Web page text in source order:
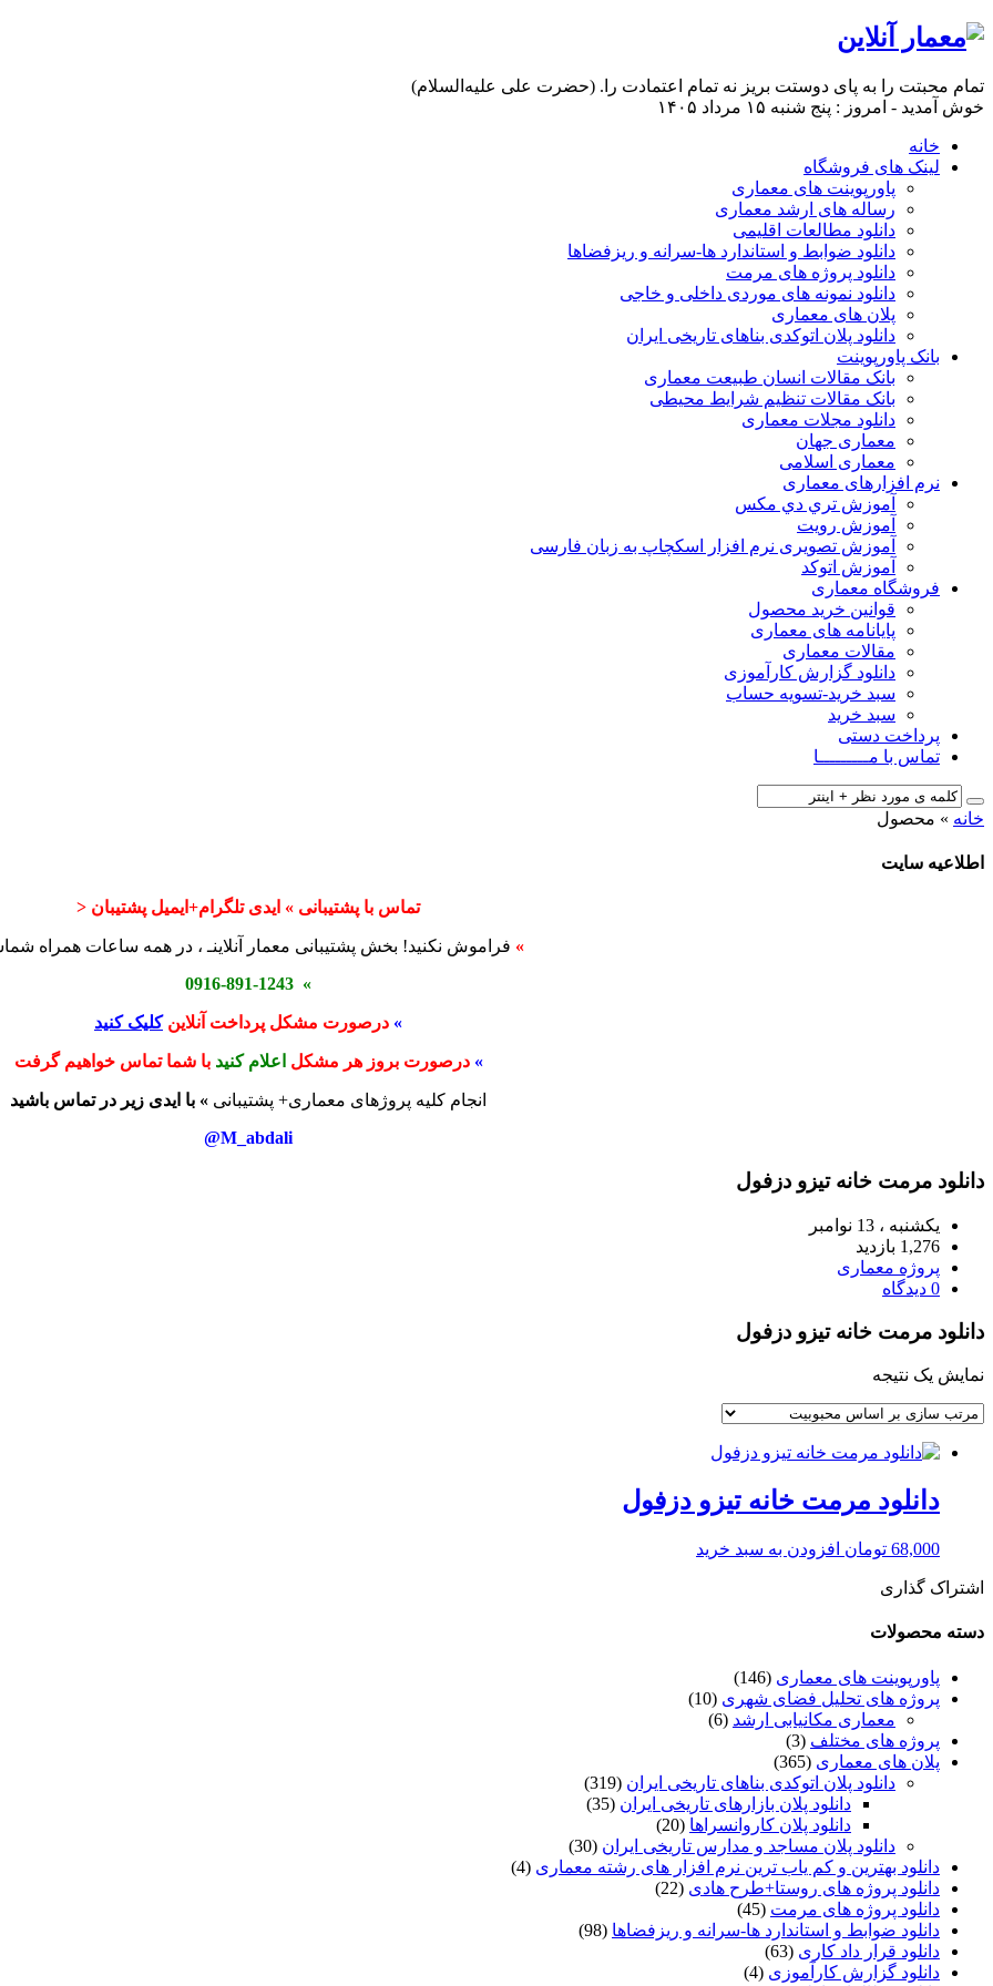
تمام محبتت را به پای دوستت بریز نه تمام اعتمادت را. (حضرت علی علیه‌السلام)
خوش آمدید - امروز : پنج شنبه ۱۵ مرداد ۱۴۰۵
خانه
لینک های فروشگاه
پاورپوینت های معماری
رساله های ارشد معماری
دانلود مطالعات اقلیمی
دانلود ضوابط و استاندارد ها-سرانه و ریزفضاها
دانلود پروژه های مرمت
دانلود نمونه های موردی داخلی و خاجی
پلان های معماری
دانلود پلان اتوکدی بناهای تاریخی ایران
بانک پاورپوینت
بانک مقالات انسان طبیعت معماری
بانک مقالات تنظیم شرایط محیطی
دانلود مجلات معماری
معماری جهان
معماری اسلامی
نرم افزارهای معماری
آﻣﻮزش ﺗﺮي دي ﻣﮑﺲ
آموزش رویت
آموزش تصویری نرم افزار اسکچاپ به زبان فارسی
آموزش اتوکد
فروشگاه معماری
قوانین خرید محصول
پایانامه های معماری
مقالات معماری
دانلود گزارش کارآموزی
سبد خرید-تسویه حساب
سبد خرید
پرداخت دستی
تماس با مـــــــــا
خانه » محصول
اطلاعیه سایت
تماس با پشتیبانی » ایدی تلگرام+ایمیل پشتیبان <
» فراموش نکنید! بخش پشتیبانی معمار آنلاینـ ، در همه ساعات همراه
» 0916-891-1243
» درصورت مشکل پرداخت آنلاینکلیک کنید
» درصورت بروز هر مشکل اعلام کنید با شما تماس خواهیم گرفت
انجام کلیه پروژهای معماری+ پشتیبانی » با ایدی زیر در تماس باشید
M_abdali@
دانلود مرمت خانه تیزو دزفول
یکشنبه ، 13 نوامبر
1,276 بازدید
پروژه معماری
0 دیدگاه
دانلود مرمت خانه تیزو دزفول
نمایش یک نتیجه
دانلود مرمت خانه تیزو دزفول
68,000 تومان افزودن به سبد خرید
اشتراک گذاری
دسته محصولات
پاورپوینت های معماری (146)
پروژه های تحلیل فضای شهری (10)
معماری مکانیابی ارشد (6)
پروژه های مختلف (3)
پلان های معماری (365)
دانلود پلان اتوکدی بناهای تاریخی ایران (319)
دانلود پلان بازارهای تاریخی ایران (35)
دانلود پلان کاروانسراها (20)
دانلود پلان مساجد و مدارس تاریخی ایران (30)
دانلود بهترین و کم یاب ترین نرم افزار های رشته معماری (4)
دانلود پروژه های روستا+طرح هادی (22)
دانلود پروژه های مرمت (45)
دانلود ضوابط و استاندارد ها-سرانه و ریزفضاها (98)
دانلود قرار داد کاری (63)
دانلود گزارش کارآموزی (4)